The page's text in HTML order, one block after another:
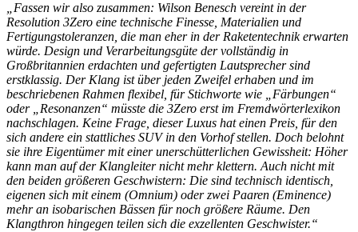
„Fassen wir also zusammen: Wilson Benesch vereint in der
Resolution 3Zero eine technische Finesse, Materialien und
Fertigungstoleranzen, die man eher in der Raketentechnik erwarten
würde. Design und Verarbeitungsgüte der vollständig in
Großbritannien erdachten und gefertigten Lautsprecher sind
erstklassig. Der Klang ist über jeden Zweifel erhaben und im
beschriebenen Rahmen flexibel, für Stichworte wie „Färbungen“
oder „Resonanzen“ müsste die 3Zero erst im Fremdwörterlexikon
nachschlagen. Keine Frage, dieser Luxus hat einen Preis, für den
sich andere ein stattliches SUV in den Vorhof stellen. Doch belohnt
sie ihre Eigentümer mit einer unerschütterlichen Gewissheit: Höher
kann man auf der Klangleiter nicht mehr klettern. Auch nicht mit
den beiden größeren Geschwistern: Die sind technisch identisch,
eigenen sich mit einem (Omnium) oder zwei Paaren (Eminence)
mehr an isobarischen Bässen für noch größere Räume. Den
Klangthron hingegen teilen sich die exzellenten Geschwister.“